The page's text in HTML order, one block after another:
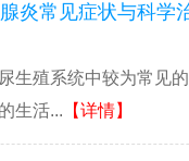
炎常见症状与科学
生殖系统中较为常见
生活... 【详情】